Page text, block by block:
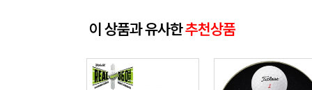
이 상품과 유사한추천상품